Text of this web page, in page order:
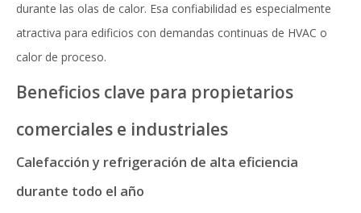
durante las olas de calor. Esa confiabilidad es especialmente
atractiva para edificios con demandas continuas de HVAC o
calor de proceso.
Beneficios clave para propietarios
comerciales e industriales
Calefacción y refrigeración de alta eficiencia
durante todo el año